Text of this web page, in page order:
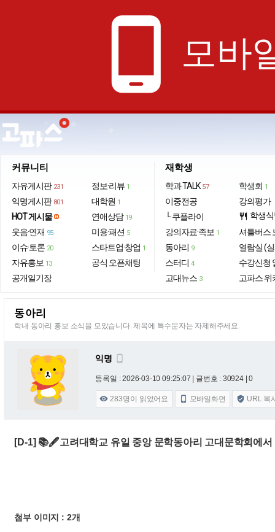
phone_android 모바
커뮤니티
자유게시판 231
익명게시판 801
HOT 게시물
웃음·연재 95
이슈·토론 20
자유홍보 13
공개일기장
정보·리뷰 1
대학원 1
연애상담 19
미용·패션 5
스타트업·창업 1
공식 오픈채팅
재학생
학과 TALK 57
이중전공
└ 쿠플라이
강의자료·족보 1
동아리 9
스터디 4
고대뉴스 3
학생회 1
강의평가
restaurant 학생
셔틀버스
열람실 (
수강신청
고파스 위
동아리
학내 동아리 홍보 소식을 모았습니다. 제목에 특수문자는 자제해주세요.
익명 
등록일 : 2026-03-10 09:25:07 | 글번호 : 30924 | 0
 283명이 읽었어요  모바일화면  URL 복
[D-1] 📚🖋️고려대학교 유일 중앙 문학동아리 고대문학회에
첨부 이미지 : 2개